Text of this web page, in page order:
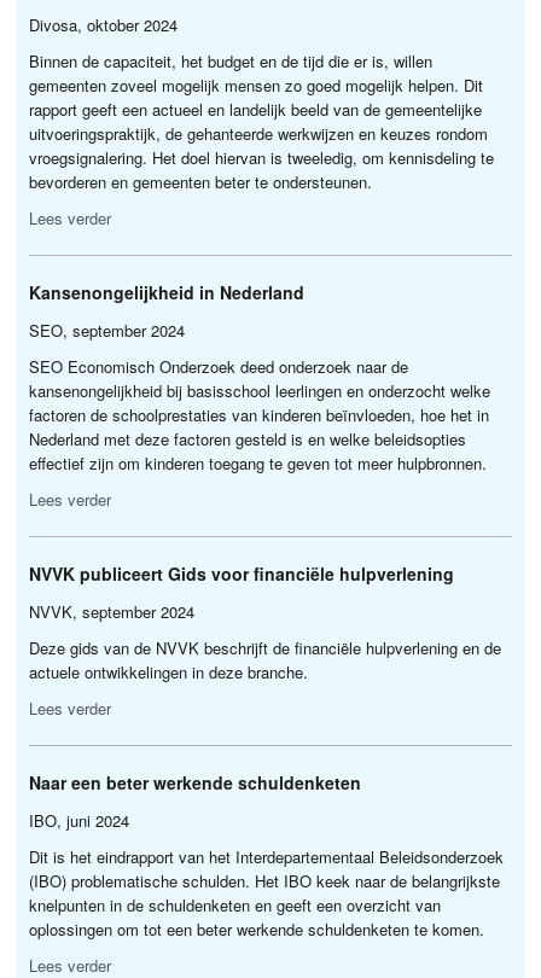
Divosa, oktober 2024
Binnen de capaciteit, het budget en de tijd die er is, willen
gemeenten zoveel mogelijk mensen zo goed mogelijk helpen. Dit
rapport geeft een actueel en landelijk beeld van de gemeentelijke
uitvoeringspraktijk, de gehanteerde werkwijzen en keuzes rondom
vroegsignalering. Het doel hiervan is tweeledig, om kennisdeling te
bevorderen en gemeenten beter te ondersteunen.
Lees verder
Kansenongelijkheid in Nederland
SEO, september 2024
SEO Economisch Onderzoek deed onderzoek naar de
kansenongelijkheid bij basisschool leerlingen en onderzocht welke
factoren de schoolprestaties van kinderen beïnvloeden, hoe het in
Nederland met deze factoren gesteld is en welke beleidsopties
effectief zijn om kinderen toegang te geven tot meer hulpbronnen.
Lees verder
NVVK publiceert Gids voor financiële hulpverlening
NVVK, september 2024
Deze gids van de NVVK beschrijft de financiële hulpverlening en de
actuele ontwikkelingen in deze branche.
Lees verder
Naar een beter werkende schuldenketen
IBO, juni 2024
Dit is het eindrapport van het Interdepartementaal Beleidsonderzoek
(IBO) problematische schulden. Het IBO keek naar de belangrijkste
knelpunten in de schuldenketen en geeft een overzicht van
oplossingen om tot een beter werkende schuldenketen te komen.
Lees verder